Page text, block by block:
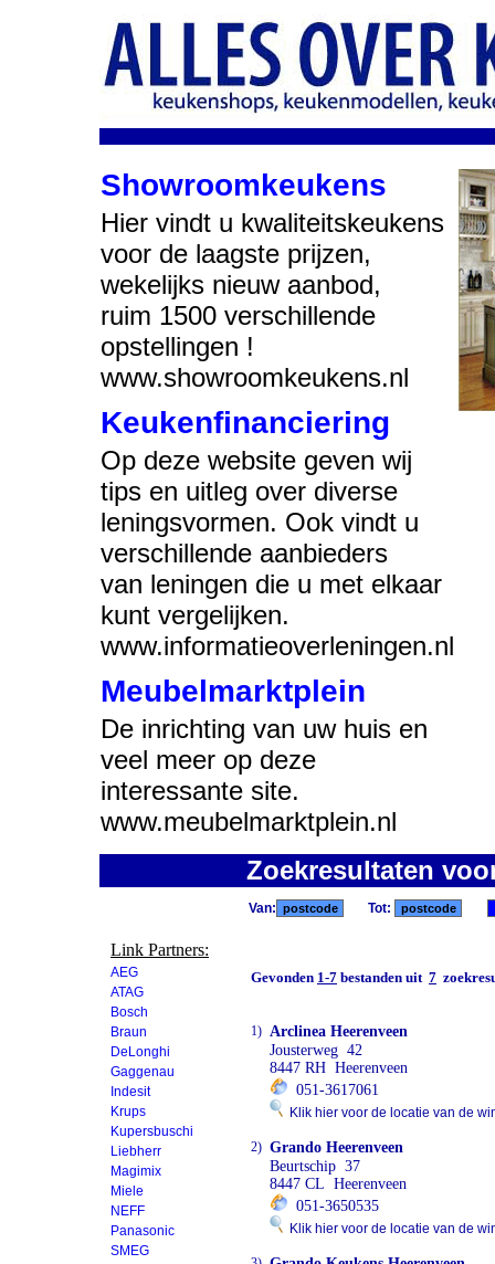
Showroomkeukens
Hier vindt u kwaliteitskeukens
voor de laagste prijzen,
wekelijks nieuw aanbod,
ruim 1500 verschillende
opstellingen !
www.showroomkeukens.nl
Keukenfinanciering
Op deze website geven wij
tips en uitleg over diverse
leningsvormen. Ook vindt u
verschillende aanbieders
van leningen die u met elkaar
kunt vergelijken.
www.informatieoverleningen.nl
Meubelmarktplein
De inrichting van uw huis en
veel meer op deze
interessante site.
www.meubelmarktplein.nl
Zoekresultaten
Link Partners:
AEG
ATAG
Bosch
Braun
DeLonghi
Gaggenau
Indesit
Krups
Kupersbuschi
Liebherr
Magimix
Miele
NEFF
Panasonic
SMEG
Van: Tot:
Gevonden 1-7 bestanden uit 7
1) Arclinea Heerenveen
Jousterweg 42
8447 RH Heerenveen
051-3617061
Klik hier voor de locatie van de
2) Grando Heerenveen
Beurtschip 37
8447 CL Heerenveen
051-3650535
Klik hier voor de locatie van de